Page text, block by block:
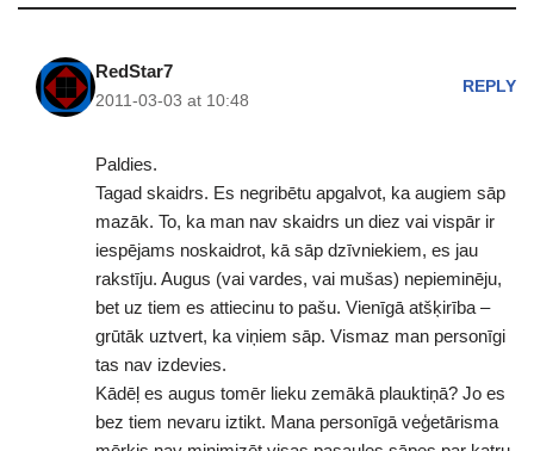
RedStar7
2011-03-03 at 10:48
REPLY
Paldies.
Tagad skaidrs. Es negribētu apgalvot, ka augiem sāp
mazāk. To, ka man nav skaidrs un diez vai vispār ir
iespējams noskaidrot, kā sāp dzīvniekiem, es jau
rakstīju. Augus (vai vardes, vai mušas) nepieminēju,
bet uz tiem es attiecinu to pašu. Vienīgā atšķirība –
grūtāk uztvert, ka viņiem sāp. Vismaz man personīgi
tas nav izdevies.
Kādēļ es augus tomēr lieku zemākā plauktiņā? Jo es
bez tiem nevaru iztikt. Mana personīgā veģetārisma